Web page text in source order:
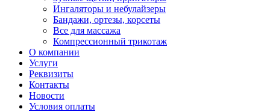
Ингаляторы и небулайзеры
Бандажи, ортезы, корсеты
Все для массажа
Компрессионный трикотаж
О компании
Услуги
Реквизиты
Контакты
Новости
Условия оплаты